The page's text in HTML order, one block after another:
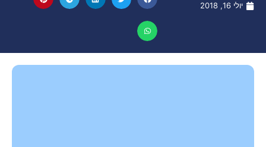
יולי 16, 2018